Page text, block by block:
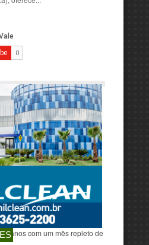
anos com um mês repleto de